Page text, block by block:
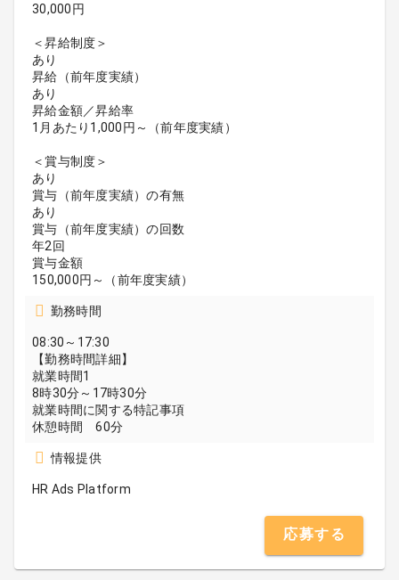
30,000円
＜昇給制度＞
あり
昇給（前年度実績）
あり
昇給金額／昇給率
1月あたり1,000円～（前年度実績）
＜賞与制度＞
あり
賞与（前年度実績）の有無
あり
賞与（前年度実績）の回数
年2回
賞与金額
150,000円～（前年度実績）
勤務時間
08:30～17:30
【勤務時間詳細】
就業時間1
8時30分～17時30分
就業時間に関する特記事項
休憩時間 60分
情報提供
HR Ads Platform
応募する